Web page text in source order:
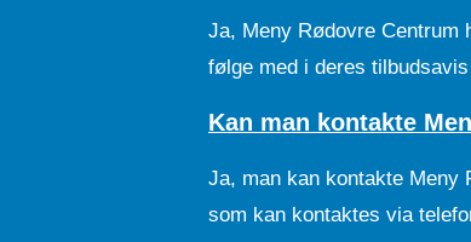
Ja, Meny Rødovre Centrum
følge med i deres
Kan man kontakte
Ja, man kan kontakte Meny
som kan kontaktes via